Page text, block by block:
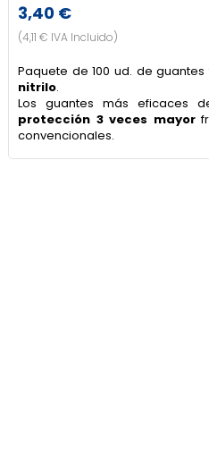
3,40 €
(4,11 € IVA Incluido)
Paquete de 100 ud. de guantes
nitrilo.
Los guantes más eficaces
protección 3 veces mayor
convencionales.